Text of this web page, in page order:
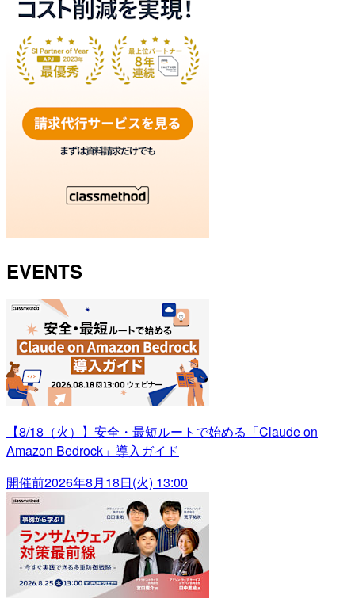
EVENTS
【8/18（火）】安全・最短ルートで始める「Claude on
Amazon Bedrock」導入ガイド
開催前2026年8月18日(火) 13:00